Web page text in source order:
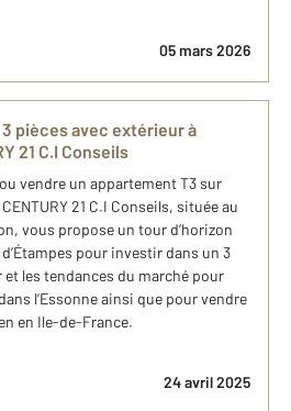
05 mars 2026
pièces avec extérieur à
21 C.I Conseils
vendre un appartement T3 sur
21 C.I Conseils, située au
vous propose un tour d’horizon
pour investir dans un 3
les tendances du marché pour
l’Essonne ainsi que pour vendre
en Ile-de-France.
24 avril 2025